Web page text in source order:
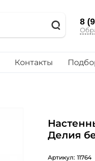
8
Контакты
Делия
Артикул: 11764